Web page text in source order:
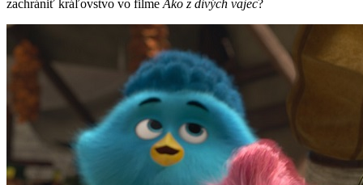
zachrániť kráľovstvo vo filme Ako z divých vajec?